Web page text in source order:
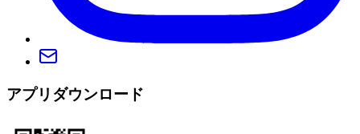
アプリダウンロード